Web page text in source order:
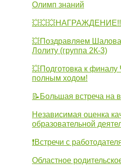
Олимп знаний
💥Поздравляем
Лолиту (группа 2К-3)
💥Подготовка к
полным ходом!
📝Большая встреча на
Независимая оценка
образовательной
❗Встречи с
Областное